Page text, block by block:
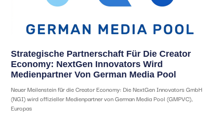
Strategische Partnerschaft Für Die Creator
Economy: NextGen Innovators Wird
Medienpartner Von German Media Pool
Neuer Meilenstein für die Creator Economy: Die NextGen Innovators GmbH
(NGI) wird offizieller Medienpartner von German Media Pool (GMPVC),
Europas